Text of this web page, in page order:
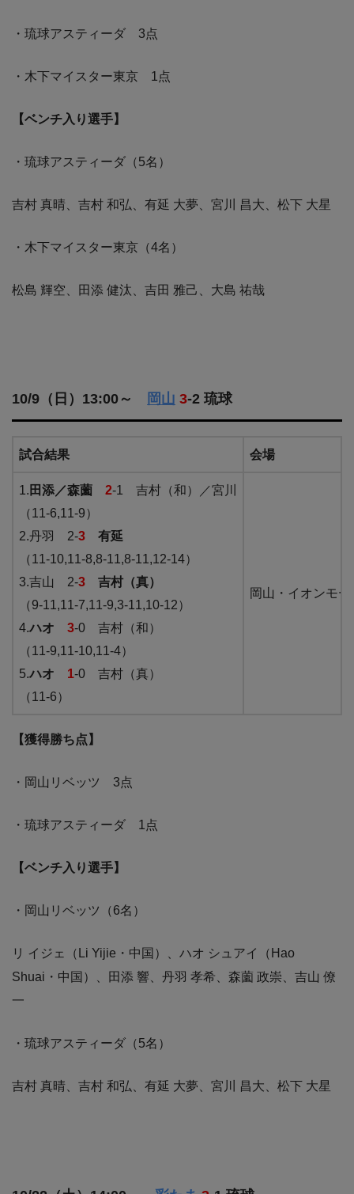
・琉球アスティーダ 3点
・木下マイスター東京 1点
【ベンチ入り選手】
・琉球アスティーダ（5名）
吉村 真晴、吉村 和弘、有延 大夢、宮川 昌大、松下 大星
・木下マイスター東京（4名）
松島 輝空、田添 健汰、吉田 雅己、大島 祐哉
10/9（日）13:00～ 岡山 3-2 琉球
試合結果 会場
1. 田添／森薗 2-1 吉村（和）／宮川
（11-6,11-9）
2.丹羽 2-3 有延
（11-10,11-8,8-11,8-11,12-14）
3.吉山 2-3 吉村（真）
（9-11,11-7,11-9,3-11,10-12）
4.ハオ 3-0 吉村（和）
（11-9,11-10,11-4）
5.ハオ 1-0 吉村（真）
（11-6）
岡山・イオンモ
【獲得勝ち点】
・岡山リベッツ 3点
・琉球アスティーダ 1点
【ベンチ入り選手】
・岡山リベッツ（6名）
リ イジェ（Li Yijie・中国）、ハオ シュアイ（Hao
Shuai・中国）、田添 響、丹羽 孝希、森薗 政崇、吉山 僚
一
・琉球アスティーダ（5名）
吉村 真晴、吉村 和弘、有延 大夢、宮川 昌大、松下 大星